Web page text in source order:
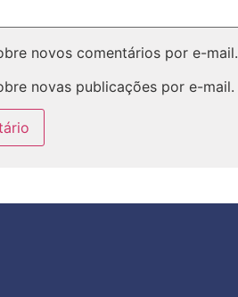
novos comentários por e-mail.
novas publicações por e-mail.